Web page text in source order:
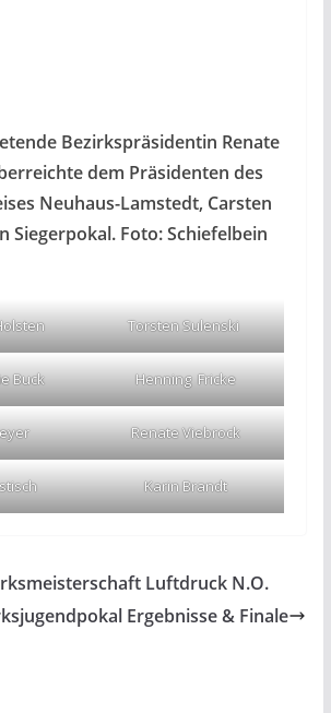
Bezirkspräsidentin Renate
dem Präsidenten des
Neuhaus-Lamstedt, Carsten
Siegerpokal. Foto: Schiefelbein
Torsten Sulenski
Buck Henning Fricke
Renate Viebrock
Karin Brandt
Luftdruck N.O.
Ergebnisse & Finale